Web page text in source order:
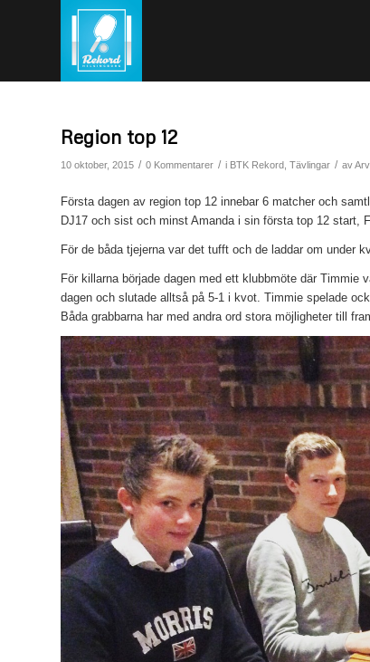
Region top 12
10 oktober, 2015 / 0 Kommentarer / i BTK Rekord Tävlingar / av
Första dagen av region top 12 innebar 6 matcher och
DJ17 och sist och minst Amanda i sin första top 12 start,
För de båda tjejerna var det tufft och de laddar om under
För killarna började dagen med ett klubbmöte där
dagen och slutade alltså på 5-1 i kvot. Timmie spelade
Båda grabbarna har med andra ord stora möjligheter till